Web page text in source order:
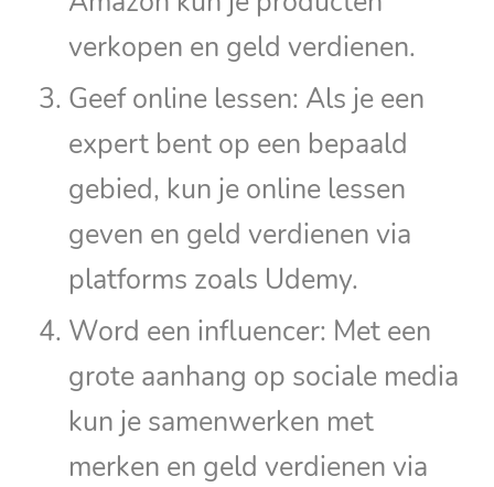
verkopen en geld verdienen.
Geef online lessen: Als je een
expert bent op een bepaald
gebied, kun je online lessen
geven en geld verdienen via
platforms zoals Udemy.
Word een influencer: Met een
grote aanhang op sociale media
kun je samenwerken met
merken en geld verdienen via